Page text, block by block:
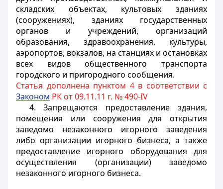
складских объектах, культовых зданиях
(сооружениях), зданиях государственных
органов и учреждений, организаций
образования, здравоохранения, культуры,
аэропортов, вокзалов, на станциях и остановках
всех видов общественного транспорта
городского и пригородного сообщения.
Статья дополнена пунктом 4 в соответствии с
Законом РК от 09.11.11 г. № 490-IV
4. Запрещаются предоставление здания,
помещения или сооружения для открытия
заведомо незаконного игорного заведения
либо организации игорного бизнеса, а также
предоставление игорного оборудования для
осуществления (организации) заведомо
незаконного игорного бизнеса.